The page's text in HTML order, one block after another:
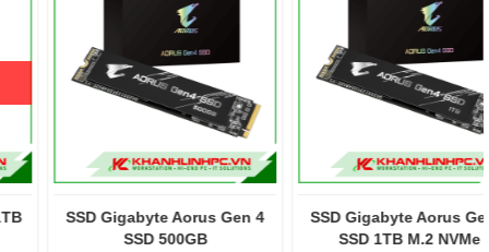
SSD Gigabyte Aorus Gen 4
SSD 500GB
SSD Gigabyte Aorus Gen 4
SSD 1TB M.2 NVMe